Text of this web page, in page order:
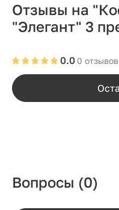
Отзывы на
"Элегант" 3
0 отзывов
0.0
Вопросы (0)